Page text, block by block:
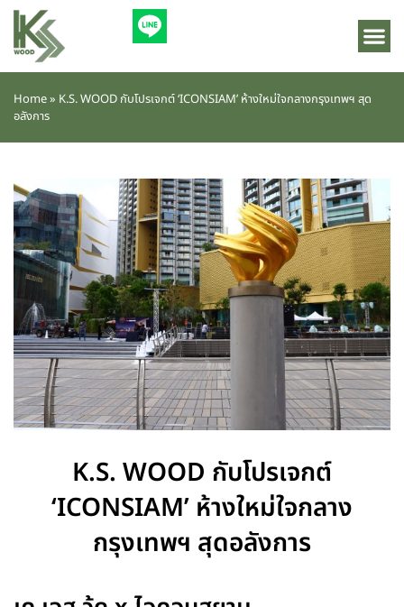
Home» K.S. WOOD กับโปรเจกต์ ‘ICONSIAM’ ห้างใหม่ใจกลางกรุงเทพฯ สุด
อลังการ
K.S. WOOD กับโปรเจกต์
‘ICONSIAM’ ห้างใหม่ใจกลาง
กรุงเทพฯ สุดอลังการ